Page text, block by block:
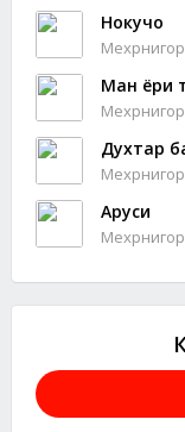
Нокучо
Ман ёри
Духтар
Аруси